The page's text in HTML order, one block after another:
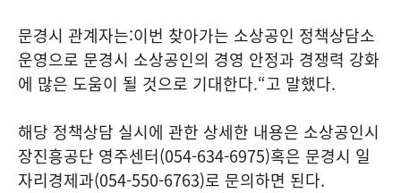
문경시 관계자는:이번 찾아가는 소상공인 정책상담소
운영으로 문경시 소상공인의 경영 안정과 경쟁력 강화
에 많은 도움이 될 것으로 기대한다.“고 말했다.
해당 정책상담 실시에 관한 상세한 내용은 소상공인시
장진흥공단 영주센터(054-634-6975)혹은 문경시 일
자리경제과(054-550-6763)로 문의하면 된다.